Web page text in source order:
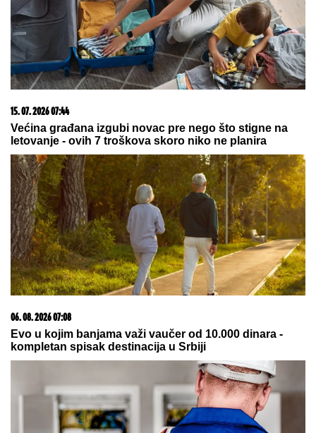
23. 07. 2026 12:47
Letnje večeri u gradu više nisu rezervisane za vikend:
Zašto sve više ljudi bira večeru koja se spontano
pretvori u druženje
Vučićev geopolitički šah-mat; Srbija sačuvala prijatelje
na svim stranama i osigurala mir u burnim vremenima